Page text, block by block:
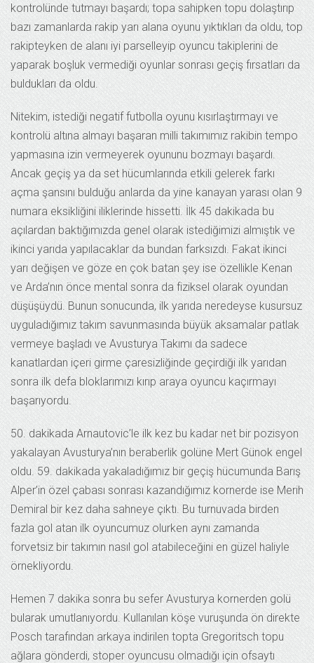
kontrolünde tutmayı başardı; topa sahipken topu dolaştırıp
bazı zamanlarda rakip yarı alana oyunu yıktıkları da oldu, top
rakipteyken de alanı iyi parselleyip oyuncu takiplerini de
yaparak boşluk vermediği oyunlar sonrası geçiş fırsatları da
buldukları da oldu.
Nitekim, istediği negatif futbolla oyunu kısırlaştırmayı ve
kontrolü altına almayı başaran milli takımımız rakibin tempo
yapmasına izin vermeyerek oyununu bozmayı başardı.
Ancak geçiş ya da set hücumlarında etkili gelerek farkı
açma şansını bulduğu anlarda da yine kanayan yarası olan 9
numara eksikliğini iliklerinde hissetti. İlk 45 dakikada bu
açılardan baktığımızda genel olarak istediğimizi almıştık ve
ikinci yarıda yapılacaklar da bundan farksızdı. Fakat ikinci
yarı değişen ve göze en çok batan şey ise özellikle Kenan
ve Arda’nın önce mental sonra da fiziksel olarak oyundan
düşüşüydü. Bunun sonucunda, ilk yarıda neredeyse kusursuz
uyguladığımız takım savunmasında büyük aksamalar patlak
vermeye başladı ve Avusturya Takımı da sadece
kanatlardan içeri girme çaresizliğinde geçirdiği ilk yarıdan
sonra ilk defa bloklarımızı kırıp araya oyuncu kaçırmayı
başarıyordu.
50. dakikada Arnautovic’le ilk kez bu kadar net bir pozisyon
yakalayan Avusturya’nın beraberlik golüne Mert Günok engel
oldu. 59. dakikada yakaladığımız bir geçiş hücumunda Barış
Alper’in özel çabası sonrası kazandığımız kornerde ise Merih
Demiral bir kez daha sahneye çıktı. Bu turnuvada birden
fazla gol atan ilk oyuncumuz olurken aynı zamanda
forvetsiz bir takımın nasıl gol atabileceğini en güzel haliyle
örnekliyordu.
Hemen 7 dakika sonra bu sefer Avusturya kornerden golü
bularak umutlanıyordu. Kullanılan köşe vuruşunda ön direkte
Posch tarafından arkaya indirilen topta Gregoritsch topu
ağlara gönderdi, stoper oyuncusu olmadığı için ofsaytı